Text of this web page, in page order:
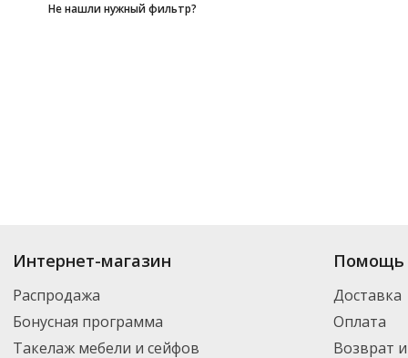
Не нашли нужный фильтр?
Купить
. В ассортименте интернет-магазина
товар и добавить его в корзину для дальнейшего оформления
компанией DPD. Для постоянных клиентов - скидка, минимальный
Интернет-магазин
Распродажа
Бонусная программа
Такелаж мебели и сейфов
Помощь
Доставка
Оплата
Возврат